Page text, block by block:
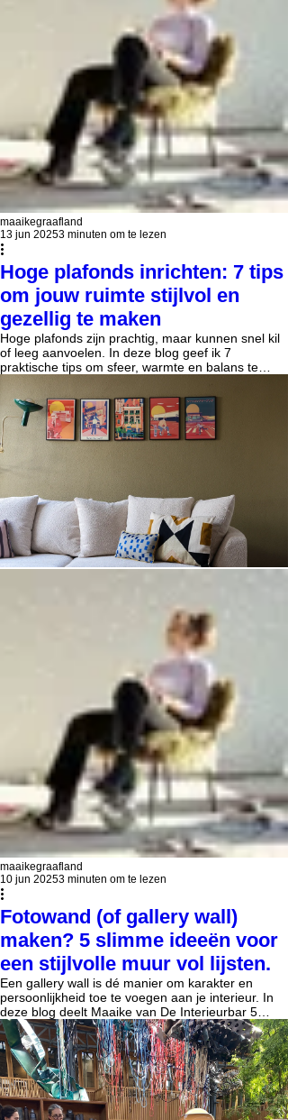
maaikegraafland
13 jun 20253 minuten om te lezen
Hoge plafonds inrichten: 7 tips
om jouw ruimte stijlvol en
gezellig te maken
Hoge plafonds zijn prachtig, maar kunnen snel kil
of leeg aanvoelen. In deze blog geef ik 7
praktische tips om sfeer, warmte en balans te
plafond en slimme verlichting tot textiel, zones en
decoratie op hoogte. Laat je inspireren om van
jouw hoge ruimte een knusse en stijlvolle plek te
maken!
maaikegraafland
10 jun 20253 minuten om te lezen
Fotowand (of gallery wall)
maken? 5 slimme ideeën voor
een stijlvolle muur vol lijsten.
Een gallery wall is dé manier om karakter en
persoonlijkheid toe te voegen aan je interieur. In
deze blog deelt Maaike van De Interieurbar 5
slimme manieren om lijsten op te hangen die
zorgen voor rust en samenhang — of je ze nu
horizontaal, verticaal of diagonaal plaatst. Met
handige tips over tussenruimte, plakspijkers en
het creëren van balans maak je eenvoudig een
kunstmuur die klopt én bij je past.